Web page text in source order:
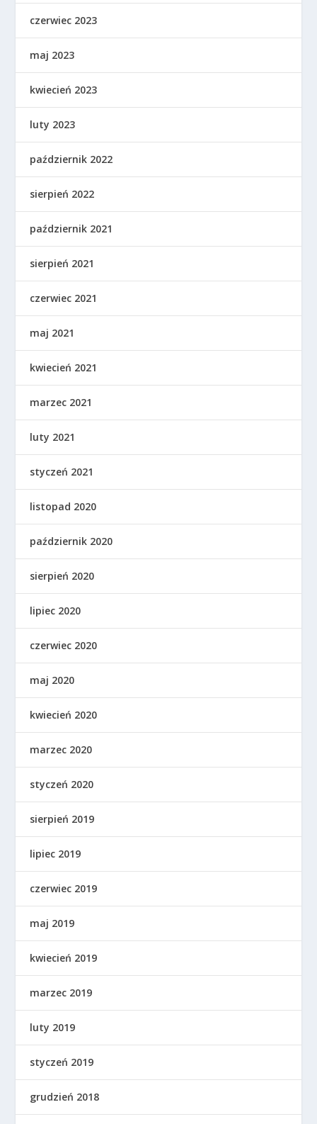
czerwiec 2023
maj 2023
kwiecień 2023
luty 2023
październik 2022
sierpień 2022
październik 2021
sierpień 2021
czerwiec 2021
maj 2021
kwiecień 2021
marzec 2021
luty 2021
styczeń 2021
listopad 2020
październik 2020
sierpień 2020
lipiec 2020
czerwiec 2020
maj 2020
kwiecień 2020
marzec 2020
styczeń 2020
sierpień 2019
lipiec 2019
czerwiec 2019
maj 2019
kwiecień 2019
marzec 2019
luty 2019
styczeń 2019
grudzień 2018